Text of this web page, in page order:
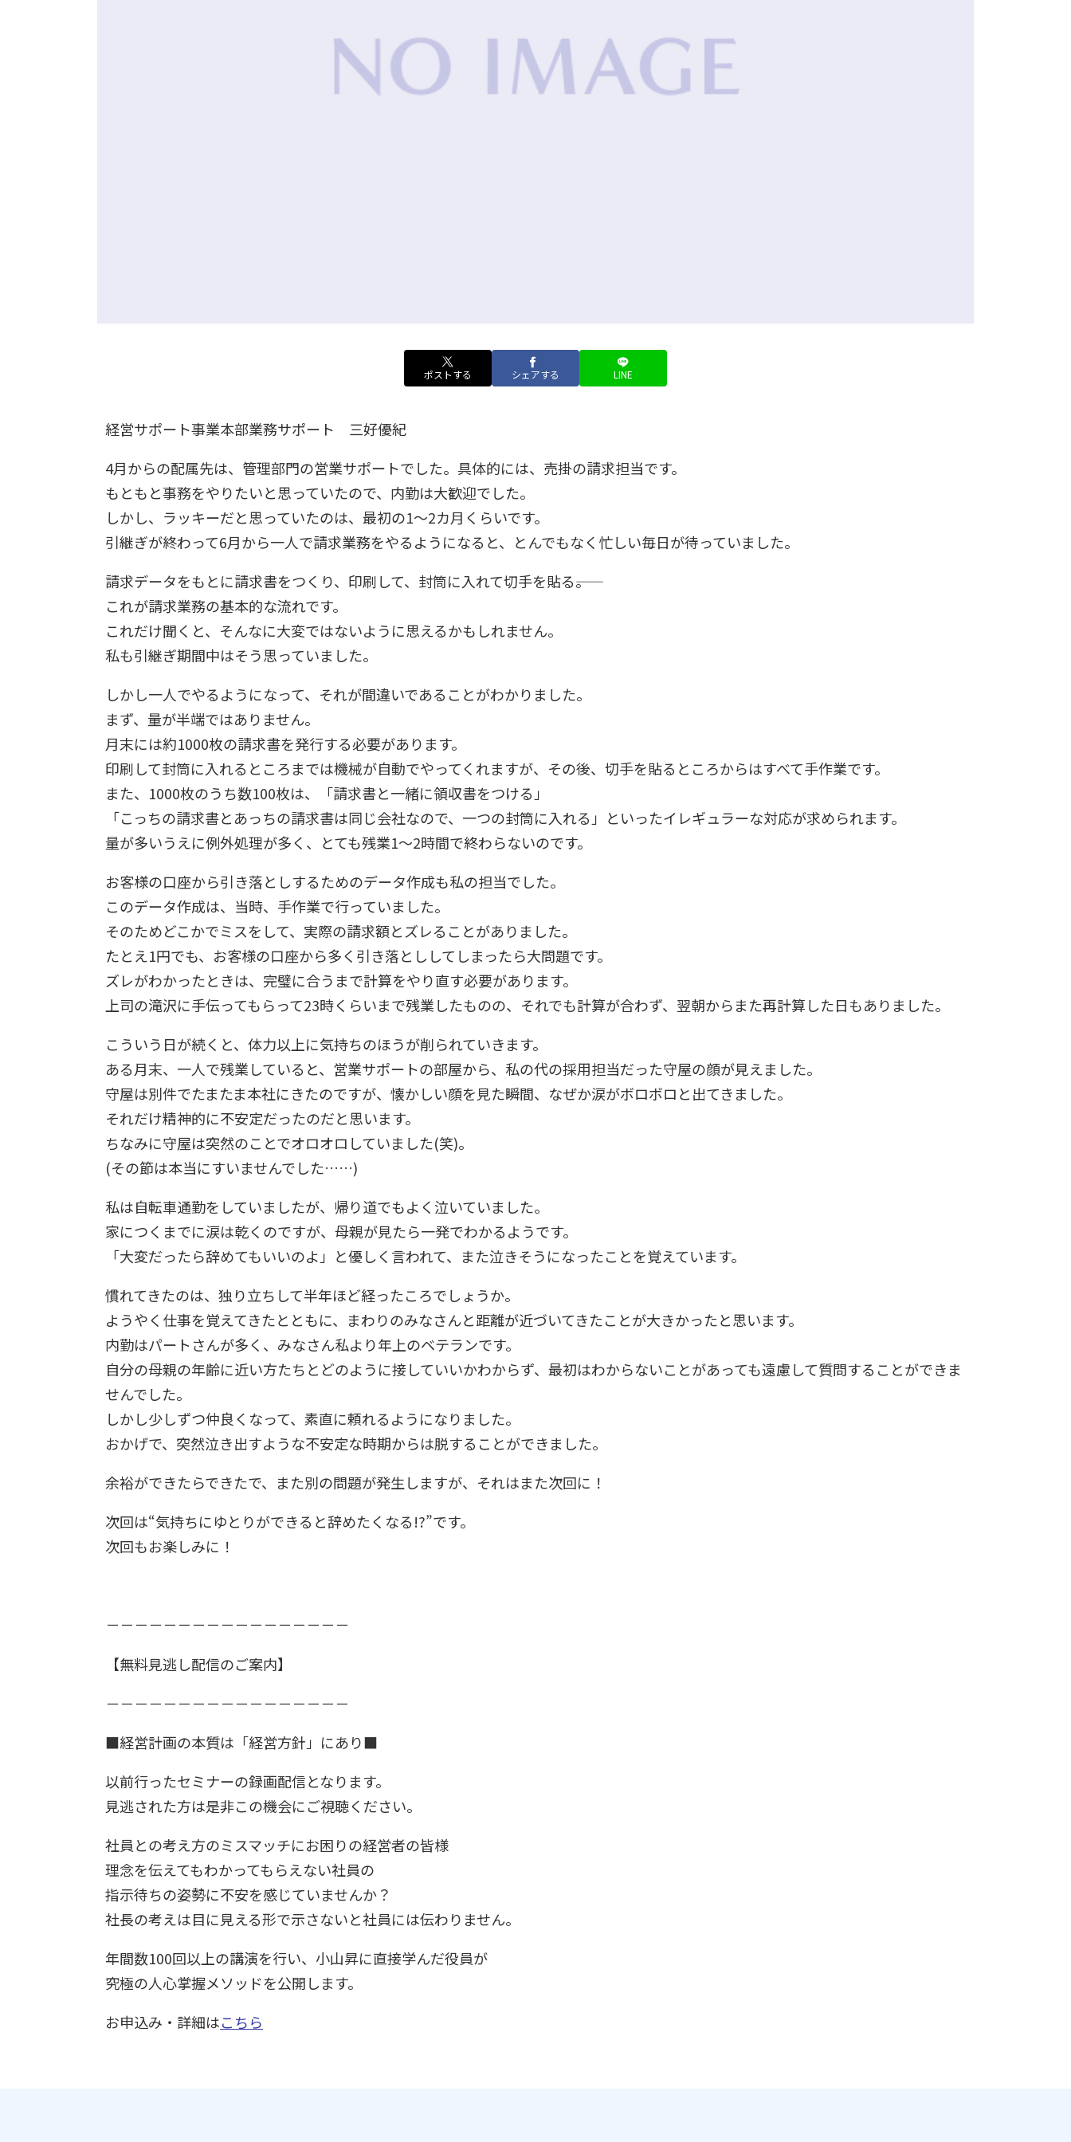
ポストする シェアする LINE
経営サポート事業本部業務サポート 三好優紀
4月からの配属先は、管理部門の営業サポートでした。具体的には、売掛の請求担当です。
もともと事務をやりたいと思っていたので、内勤は大歓迎でした。
しかし、ラッキーだと思っていたのは、最初の1～2カ月くらいです。
引継ぎが終わって6月から一人で請求業務をやるようになると、とんでもなく忙しい毎日が待っていました。
請求データをもとに請求書をつくり、印刷して、封筒に入れて切手を貼る――。
これが請求業務の基本的な流れです。
これだけ聞くと、そんなに大変ではないように思えるかもしれません。
私も引継ぎ期間中はそう思っていました。
しかし一人でやるようになって、それが間違いであることがわかりました。
まず、量が半端ではありません。
月末には約1000枚の請求書を発行する必要があります。
印刷して封筒に入れるところまでは機械が自動でやってくれますが、その後、切手を貼るところからはすべて手作業です。
また、1000枚のうち数100枚は、「請求書と一緒に領収書をつける」
「こっちの請求書とあっちの請求書は同じ会社なので、一つの封筒に入れる」といったイレギュラーな対応が求められます。
量が多いうえに例外処理が多く、とても残業1～2時間で終わらないのです。
お客様の口座から引き落としするためのデータ作成も私の担当でした。
このデータ作成は、当時、手作業で行っていました。
そのためどこかでミスをして、実際の請求額とズレることがありました。
たとえ1円でも、お客様の口座から多く引き落とししてしまったら大問題です。
ズレがわかったときは、完璧に合うまで計算をやり直す必要があります。
上司の滝沢に手伝ってもらって23時くらいまで残業したものの、それでも計算が合わず、翌朝からまた再計算した日もありました。
こういう日が続くと、体力以上に気持ちのほうが削られていきます。
ある月末、一人で残業していると、営業サポートの部屋から、私の代の採用担当だった守屋の顔が見えました。
守屋は別件でたまたま本社にきたのですが、懐かしい顔を見た瞬間、なぜか涙がボロボロと出てきました。
それだけ精神的に不安定だったのだと思います。
ちなみに守屋は突然のことでオロオロしていました(笑)。
(その節は本当にすいませんでした……)
私は自転車通勤をしていましたが、帰り道でもよく泣いていました。
家につくまでに涙は乾くのですが、母親が見たら一発でわかるようです。
「大変だったら辞めてもいいのよ」と優しく言われて、また泣きそうになったことを覚えています。
慣れてきたのは、独り立ちして半年ほど経ったころでしょうか。
ようやく仕事を覚えてきたとともに、まわりのみなさんと距離が近づいてきたことが大きかったと思います。
内勤はパートさんが多く、みなさん私より年上のベテランです。
自分の母親の年齢に近い方たちとどのように接していいかわからず、最初はわからないことがあっても遠慮して質問することができま
せんでした。
しかし少しずつ仲良くなって、素直に頼れるようになりました。
おかげで、突然泣き出すような不安定な時期からは脱することができました。
余裕ができたらできたで、また別の問題が発生しますが、それはまた次回に！
次回は“気持ちにゆとりができると辞めたくなる!?”です。
次回もお楽しみに！
－－－－－－－－－－－－－－－－－
【無料見逃し配信のご案内】
－－－－－－－－－－－－－－－－－
■経営計画の本質は「経営方針」にあり■
以前行ったセミナーの録画配信となります。
見逃された方は是非この機会にご視聴ください。
社員との考え方のミスマッチにお困りの経営者の皆様
理念を伝えてもわかってもらえない社員の
指示待ちの姿勢に不安を感じていませんか？
社長の考えは目に見える形で示さないと社員には伝わりません。
年間数100回以上の講演を行い、小山昇に直接学んだ役員が
究極の人心掌握メソッドを公開します。
お申込み・詳細はこちら